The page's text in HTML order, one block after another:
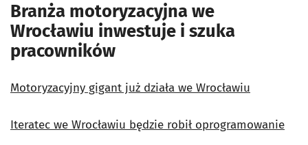
Branża motoryzacyjna we
Wrocławiu inwestuje i szuka
pracowników
Motoryzacyjny gigant już działa we Wrocławiu
Iteratec we Wrocławiu będzie robił oprogramowanie